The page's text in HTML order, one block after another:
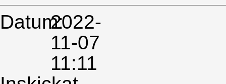
Datum:2022-
11-07
11:11